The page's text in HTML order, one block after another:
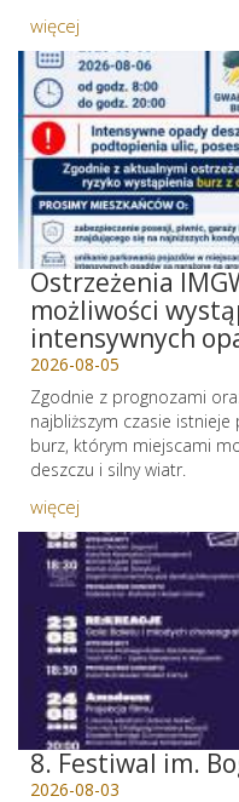
więcej
Ostrzeżenia
możliwości
intensywnych
2026-08-05
Zgodnie z prognozami
najbliższym czasie
burz, którym miejscami
deszczu i silny wiatr.
więcej
8. Festiwal im.
2026-08-03